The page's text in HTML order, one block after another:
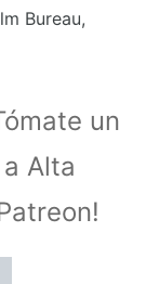
Bureau,
un
Alta